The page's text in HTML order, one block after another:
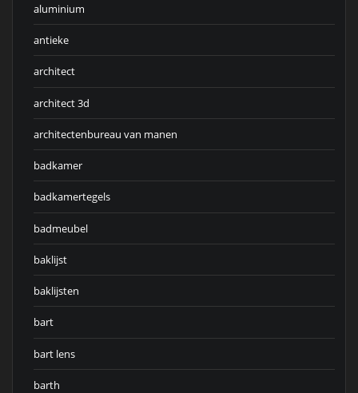
aluminium
antieke
architect
architect 3d
architectenbureau van manen
badkamer
badkamertegels
badmeubel
baklijst
baklijsten
bart
bart lens
barth